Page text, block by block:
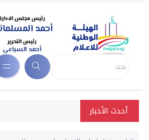
أحدث الأخبار